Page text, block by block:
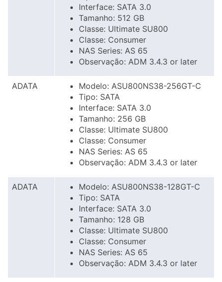
Interface: SATA 3.0
Tamanho: 512 GB
Classe: Ultimate SU800
Classe: Consumer
NAS Series: AS 65
Observação: ADM 3.4.3 or later
ADATA
Modelo: ASU800NS38-256GT-C
Tipo: SATA
Interface: SATA 3.0
Tamanho: 256 GB
Classe: Ultimate SU800
Classe: Consumer
NAS Series: AS 65
Observação: ADM 3.4.3 or later
ADATA
Modelo: ASU800NS38-128GT-C
Tipo: SATA
Interface: SATA 3.0
Tamanho: 128 GB
Classe: Ultimate SU800
Classe: Consumer
NAS Series: AS 65
Observação: ADM 3.4.3 or later